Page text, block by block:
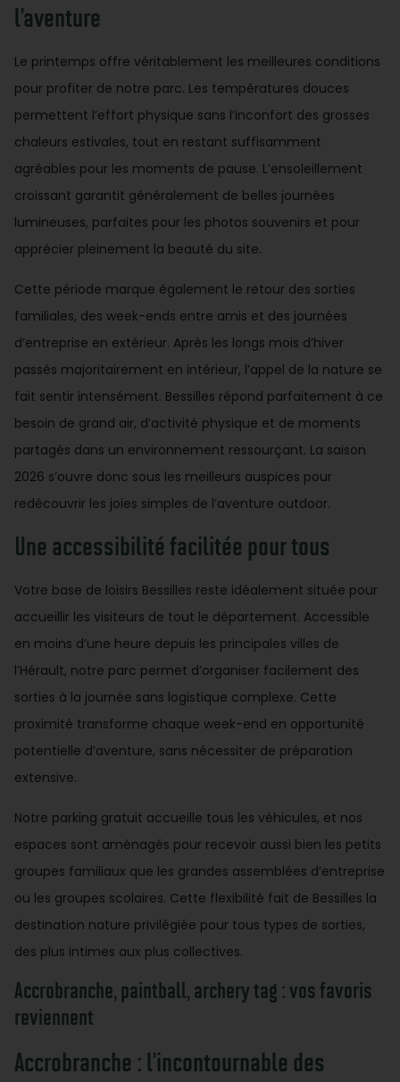
l’aventure
Le printemps offre véritablement les meilleures conditions
pour profiter de notre parc. Les températures douces
permettent l’effort physique sans l’inconfort des grosses
chaleurs estivales, tout en restant suffisamment
agréables pour les moments de pause. L’ensoleillement
croissant garantit généralement de belles journées
lumineuses, parfaites pour les photos souvenirs et pour
apprécier pleinement la beauté du site.
Cette période marque également le retour des sorties
familiales, des week-ends entre amis et des journées
d’entreprise en extérieur. Après les longs mois d’hiver
passés majoritairement en intérieur, l’appel de la nature se
fait sentir intensément. Bessilles répond parfaitement à ce
besoin de grand air, d’activité physique et de moments
partagés dans un environnement ressourçant. La saison
2026 s’ouvre donc sous les meilleurs auspices pour
redécouvrir les joies simples de l’aventure outdoor.
Une accessibilité facilitée pour tous
Votre base de loisirs Bessilles reste idéalement située pour
accueillir les visiteurs de tout le département. Accessible
en moins d’une heure depuis les principales villes de
l’Hérault, notre parc permet d’organiser facilement des
sorties à la journée sans logistique complexe. Cette
proximité transforme chaque week-end en opportunité
potentielle d’aventure, sans nécessiter de préparation
extensive.
Notre parking gratuit accueille tous les véhicules, et nos
espaces sont aménagés pour recevoir aussi bien les petits
groupes familiaux que les grandes assemblées d’entreprise
ou les groupes scolaires. Cette flexibilité fait de Bessilles la
destination nature privilégiée pour tous types de sorties,
des plus intimes aux plus collectives.
Accrobranche, paintball, archery tag : vos favoris
reviennent
Accrobranche : l’incontournable des